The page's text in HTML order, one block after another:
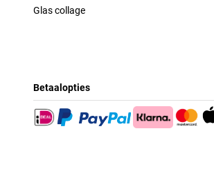
Glas collage
Betaalopties